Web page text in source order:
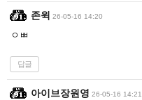
존윅 26-05-16 14:20
ㅇㅃ
답글
아이브장원영 26-05-16 14:21